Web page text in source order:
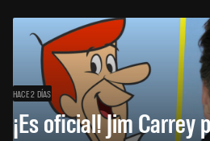
HACE 2 DÍAS
¡Es oficial! Jim Carrey